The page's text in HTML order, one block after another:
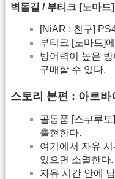
벽돌길 / 부티크 [노마드]
[NiAR : 친구]
부티크 [노마드]
방어력이 높은 방
구매할 수 있다.
스토리 본편 : 아르바
골동품 [스쿠루
출현한다.
여기에서 자유
있으면 소멸한다.
자유 시간 안에